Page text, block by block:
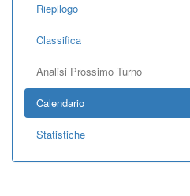
Riepilogo
Classifica
Analisi Prossimo Turno
Calendario
Statistiche